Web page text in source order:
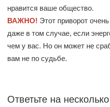
нравится ваше общество.
ВАЖНО! Этот приворот
даже в том случае, если
чем у вас. Но он может не
вам не по судьбе.
Ответьте на